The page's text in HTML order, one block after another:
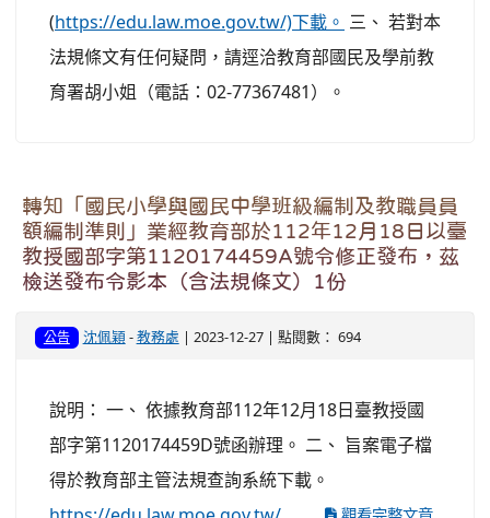
(https://edu.law.moe.gov.tw/)下載。 三、 若對本
法規條文有任何疑問，請逕洽教育部國民及學前教
育署胡小姐（電話：02-77367481）。
轉知「國民小學與國民中學班級編制及教職員員
額編制準則」業經教育部於112年12月18日以臺
教授國部字第1120174459A號令修正發布，茲
檢送發布令影本（含法規條文）1份
公告 沈佩穎-教務處 | 2023-12-27 | 點閱數： 694
說明： 一、 依據教育部112年12月18日臺教授國
部字第1120174459D號函辦理。 二、 旨案電子檔
得於教育部主管法規查詢系統下載。